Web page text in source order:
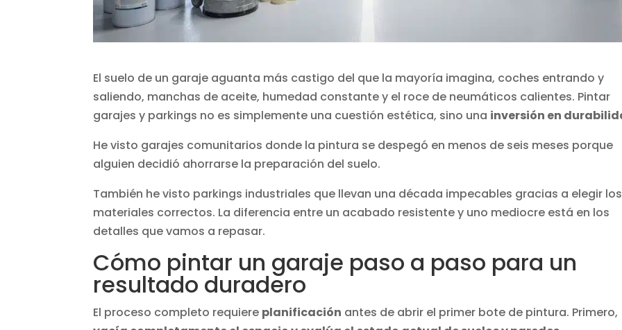
El suelo de un garaje aguanta más castigo del que la mayoría imagina, coches entrando y
saliendo, manchas de aceite, humedad constante y el roce de neumáticos calientes. Pintar
garajes y parkings no es simplemente una cuestión estética, sino una inversión en
He visto garajes comunitarios donde la pintura se despegó en menos de seis meses porque
alguien decidió ahorrarse la preparación del suelo.
También he visto parkings industriales que llevan una década impecables gracias a elegir los
materiales correctos. La diferencia entre un acabado resistente y uno mediocre está en los
detalles que vamos a repasar.
Cómo pintar un garaje paso a paso para un
resultado duradero
El proceso completo requiere planificación antes de abrir el primer bote de pintura. Primero,